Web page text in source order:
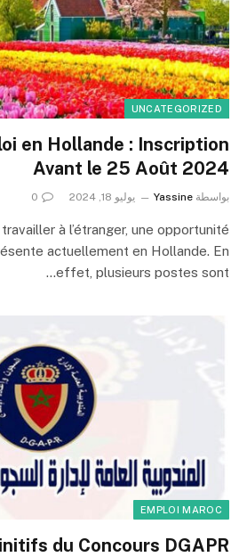
UNCATEGORIZED
en Hollande : Inscription
Avant le 25 Août 2024
بواسطة Yassine يوليو 18, 2024 0
à l’étranger, une opportunité
actuellement en Hollande. En
effet, plusieurs postes sont…
EMPLOI MAROC
du Concours DGAPR